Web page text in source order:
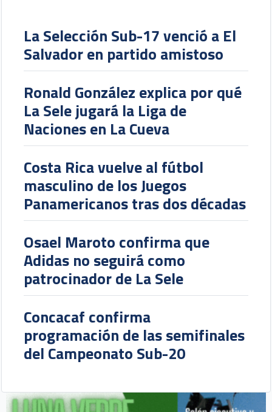
La Selección Sub-17 venció a El
Salvador en partido amistoso
Ronald González explica por qué
La Sele jugará la Liga de
Naciones en La Cueva
Costa Rica vuelve al fútbol
masculino de los Juegos
Panamericanos tras dos décadas
Osael Maroto confirma que
Adidas no seguirá como
patrocinador de La Sele
Concacaf confirma
programación de las semifinales
del Campeonato Sub-20